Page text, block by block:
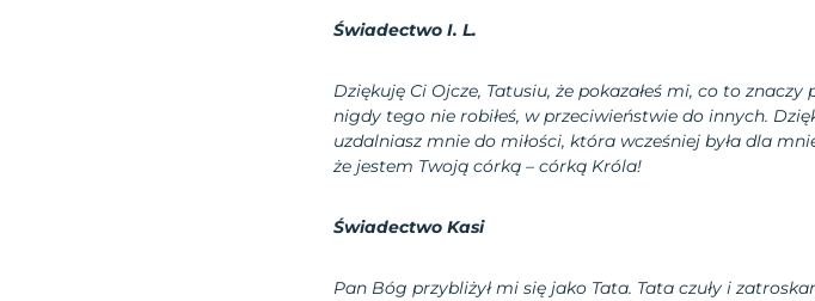
Świadectwo I. L.
Dziękuję Ci Ojcze, Tatusiu, że pokazałeś mi, co to
nigdy tego nie robiłeś, w przeciwieństwie do innych.
uzdalniasz mnie do miłości, która wcześniej była dla
że jestem Twoją córką – córką Króla!
Świadectwo Kasi
Pan Bóg przybliżył mi się jako Tata. Tata czuły i